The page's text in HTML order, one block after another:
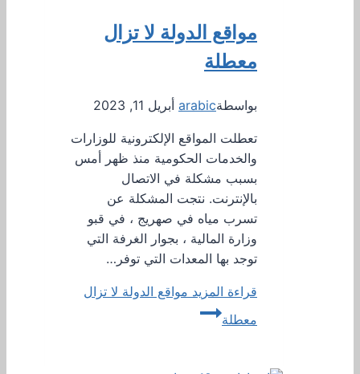
مواقع الدولة لا تزال
معطلة
بواسطةarabic أبريل 11, 2023
تعطلت المواقع الإلكترونية للوزارات
والخدمات الحكومية منذ ظهر أمس
بسبب مشكلة في الاتصال
بالإنترنت. نتجت المشكلة عن
تسرب مياه في صهريج ، في قبو
وزارة المالية ، بجوار الغرفة التي
توجد بها المعدات التي توفر…
قراءة المزيد مواقع الدولة لا تزال
معطلة